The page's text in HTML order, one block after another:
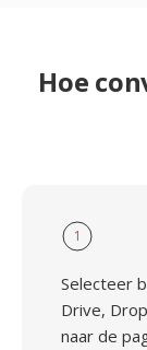
Hoe
1
Selecteer
Drive,
naar de